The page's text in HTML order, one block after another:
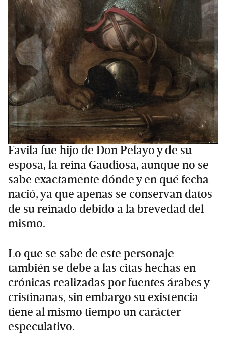
Favila fue hijo de Don Pelayo y de su
esposa, la reina Gaudiosa, aunque no se
sabe exactamente dónde y en qué fecha
nació, ya que apenas se conservan datos
de su reinado debido a la brevedad del
mismo.
Lo que se sabe de este personaje
también se debe a las citas hechas en
crónicas realizadas por fuentes árabes y
cristinanas, sin embargo su existencia
tiene al mismo tiempo un carácter
especulativo.